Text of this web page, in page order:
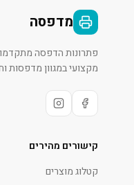
מדפסה
פתרונות הדפסה
מקצועי במגוון מדפסות
קישורים מהירים
קטלוג מוצרים